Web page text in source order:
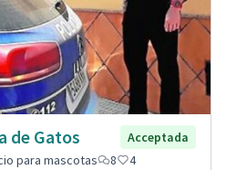
de Gatos
Acceptada
para mascotas 8 4